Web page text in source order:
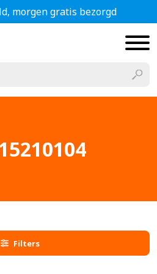
morgen gratis bezorgd
Filters